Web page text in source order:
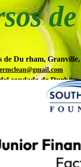
de Du rham,
condado de Durham